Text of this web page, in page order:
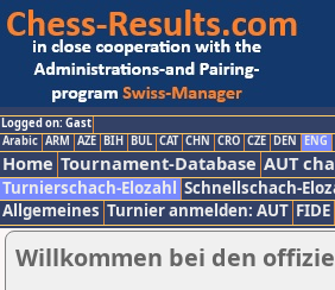
Logged on: Gast
Arabic ARM AZE BIH BUL CAT CHN CRO CZE DEN ENG
Home Tournament-Database AUT
Turnierschach-Elozahl Schnellschach-
Allgemeines Turnier anmelden: AUT FIDE
Willkommen bei den